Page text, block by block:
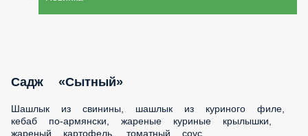
Садж «Сытный»
Шашлык из свинины, шашлык из куриного филе, кебаб по-
армянски, жареные куриные крылышки, жареный
картофель, томатный соус